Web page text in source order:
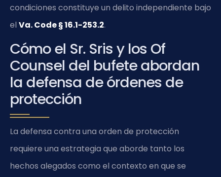
condiciones constituye un delito independiente bajo
el Va. Code § 16.1-253.2.
Cómo el Sr. Sris y los Of
Counsel del bufete abordan
la defensa de órdenes de
protección
La defensa contra una orden de protección
requiere una estrategia que aborde tanto los
hechos alegados como el contexto en que se